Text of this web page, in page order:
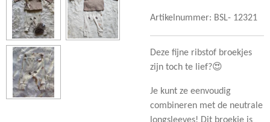
Artikelnummer: BSL- 12321
Deze fijne ribstof broekjes
zijn toch te lief?😍
Je kunt ze eenvoudig
combineren met de neutrale